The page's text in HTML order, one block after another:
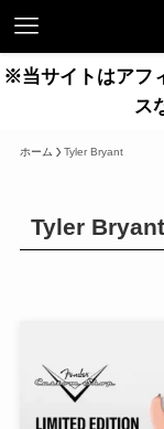
※当サイトはアフ
ス
ホーム Tyler Bryant
Tyler Bryant